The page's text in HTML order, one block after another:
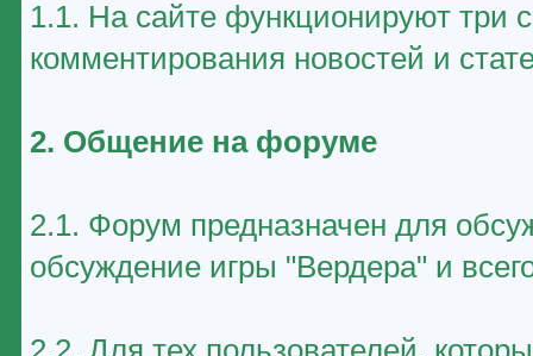
1.1. На сайте функционируют три
комментирования новостей и
2. Общение на форуме
2.1. Форум предназначен для
обсуждение игры "Вердера" и